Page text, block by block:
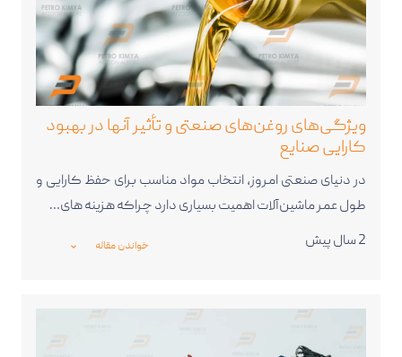
ویژگی‌های روغن‌های صنعتی و تأثیر آنها در بهبود
کارایی صنایع
در دنیای صنعتی امروز، انتخاب مواد مناسب برای حفظ کارایی و
طول عمر ماشین‌آلات اهمیت بسیاری دارد چراکه هزینه های…
2 سال پیش
خواندن مقاله _expand_more_